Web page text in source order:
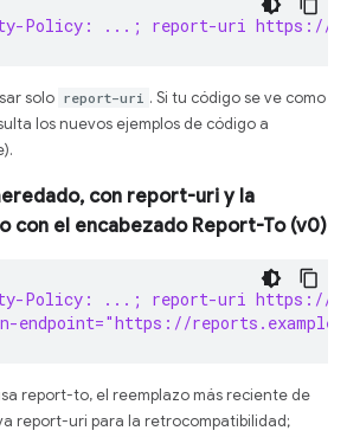
Policy: ...; report-uri https://
solo report-uri . Si tu código se ve como
los nuevos ejemplos de código a
con report-uri y la
el encabezado Report-To (v0)
Policy: ...; report-uri https://
endpoint="https://reports.example/
report-to, el reemplazo más reciente de
report-uri para la retrocompatibilidad;